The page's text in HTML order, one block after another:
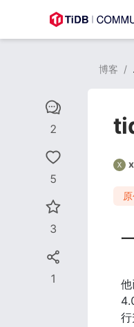
2
5
3
1
博客 /
行